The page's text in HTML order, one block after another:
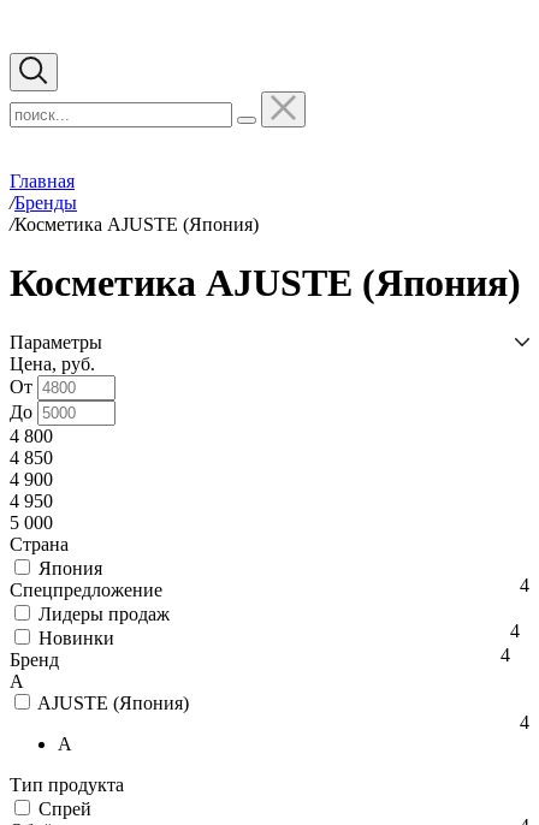
Главная
/Бренды
/Косметика AJUSTE (Япония)
Косметика AJUSTE (Япония)
Параметры
Цена, руб.
От
До
4 800
4 850
4 900
4 950
5 000
Страна
Япония
4
Спецпредложение
Лидеры продаж
4
Новинки
4
Бренд
A
AJUSTE (Япония)
4
A
Тип продукта
Спрей